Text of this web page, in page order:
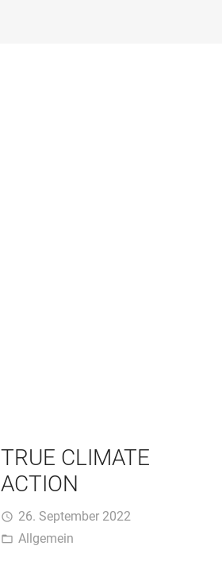
TRUE CLIMATE
ACTION
access_time 26. September 2022
folder_open Allgemein